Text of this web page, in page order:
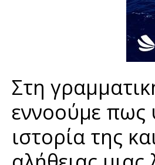
Στη
εννοούμε πως
ιστορία της